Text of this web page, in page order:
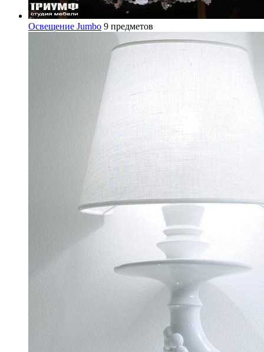
Освещение Jumbo 9 предметов